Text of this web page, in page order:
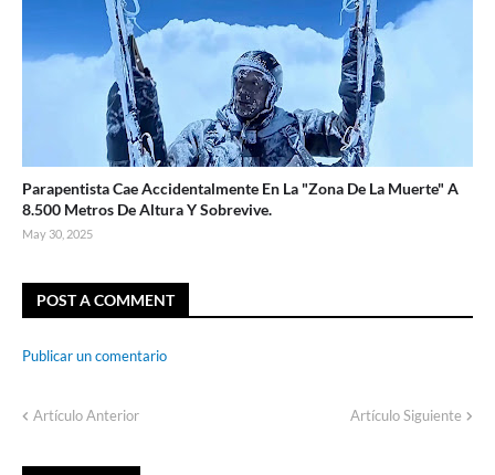
Parapentista Cae Accidentalmente En La "Zona De La Muerte" A
8.500 Metros De Altura Y Sobrevive.
May 30, 2025
POST A COMMENT
Publicar un comentario
Artículo Anterior Artículo Siguiente